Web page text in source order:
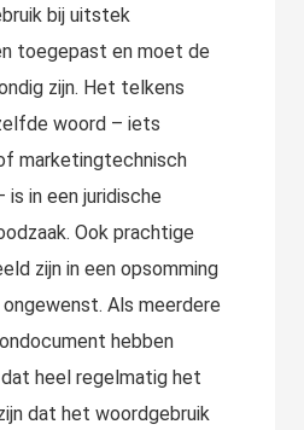
bij uitstek
toegepast en moet de
zijn. Het telkens
woord – iets
marketingtechnisch
is in een juridische
Ook prachtige
zijn in een opsomming
Als meerdere
hebben
heel regelmatig het
dat het woordgebruik